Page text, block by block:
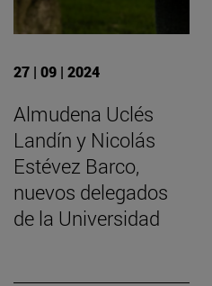
27 | 09 | 2024
Almudena Uclés
Landín y Nicolás
Estévez Barco,
nuevos delegados
de la Universidad